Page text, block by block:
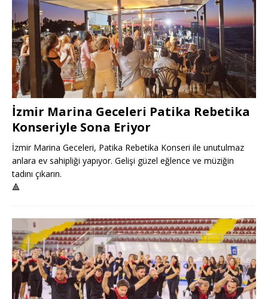
İzmir Marina Geceleri Patika Rebetika
Konseriyle Sona Eriyor
İzmir Marina Geceleri, Patika Rebetika Konseri ile unutulmaz
anlara ev sahipliği yapıyor. Gelişi güzel eğlence ve müziğin
tadını çıkarın.
🔺